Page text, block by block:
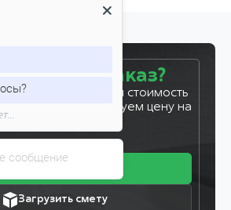
сделать заказ?
и мы рассчитаем стоимость
за 5 минут. Фиксируем цену на
Загрузить смету
сообщение